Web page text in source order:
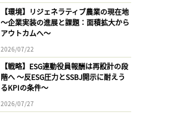
【環境】リジェネラティブ農業の現在地
〜企業実装の進展と課題：面積拡大から
アウトカムへ〜
2026/07/22
【戦略】ESG連動役員報酬は再設計の段
階へ 〜反ESG圧力とSSBJ開示に耐えう
るKPIの条件〜
2026/07/27